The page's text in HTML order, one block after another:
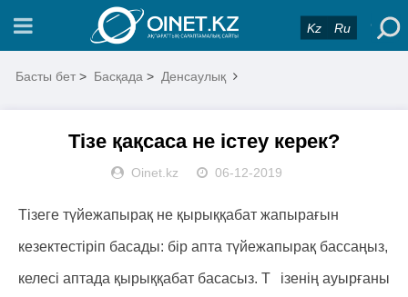
Kz Ru
Басты бет > Басқада > Денсаулық
Тізе қақсаса не істеу керек?
Oinet.kz 06-12-2019
Тізеге түйежапырақ не қырыққабат жапырағын
кезектестіріп басады: бір апта түйежапырақ бассаңыз,
келесі аптада қырыққабат басасыз. Т ізенің ауырғаны